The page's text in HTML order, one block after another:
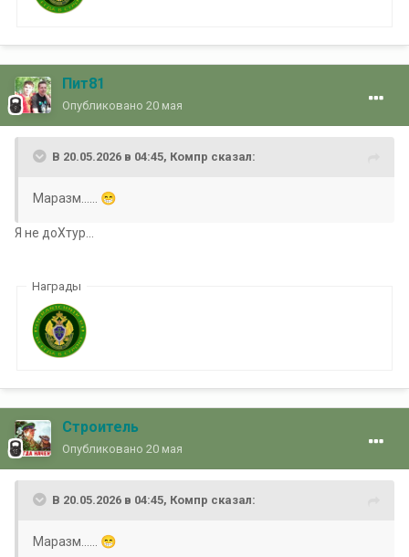
Пит81
Опубликовано 20 мая
В 20.05.2026 в 04:45, Компр сказал:
Маразм...... 😁
Я не доХтур...
Награды
Строитель
Опубликовано 20 мая
В 20.05.2026 в 04:45, Компр сказал:
Маразм...... 😁